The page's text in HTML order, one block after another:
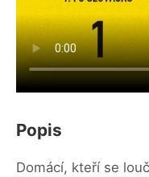
Popis
Domácí, kteří se